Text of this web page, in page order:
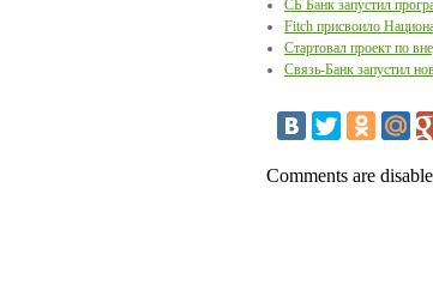
СБ Банк запустил
Fitch присвоило
Стартовал проект по
Связь-Банк запустил
Comments are